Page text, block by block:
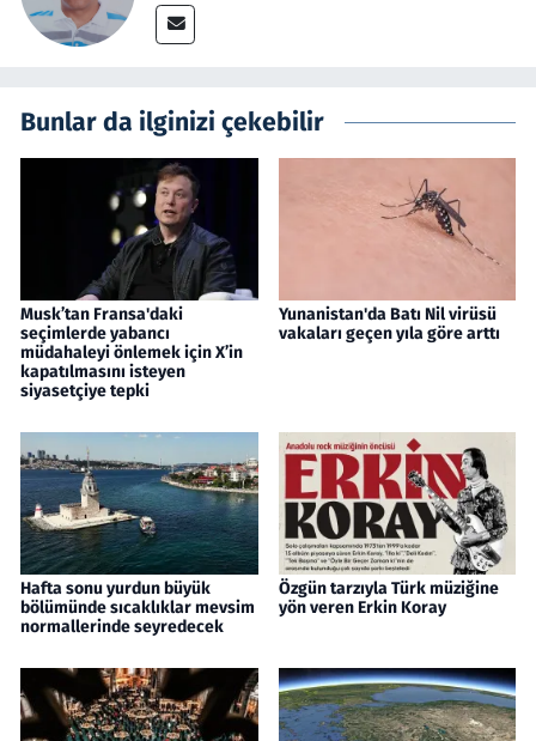
Bunlar da ilginizi çekebilir
Musk’tan Fransa'daki
seçimlerde yabancı
müdahaleyi önlemek için X’in
kapatılmasını isteyen
siyasetçiye tepki
Yunanistan'da Batı Nil virüsü
vakaları geçen yıla göre arttı
Hafta sonu yurdun büyük
bölümünde sıcaklıklar mevsim
normallerinde seyredecek
Özgün tarzıyla Türk müziğine
yön veren Erkin Koray